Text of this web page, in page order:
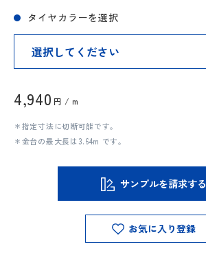
タイヤカラーを選択
4,940 円 / m
＊指定寸法に切断可能です。
＊金台の最大長は3.64m です。
サンプルを請求する
お気に入り登録